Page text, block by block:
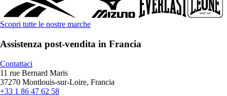
Scopri tutte le nostre marche
Assistenza post-vendita in Francia
Contattaci
11 rue Bernard Maris
37270 Montlouis-sur-Loire, Francia
+33 1 86 47 62 58